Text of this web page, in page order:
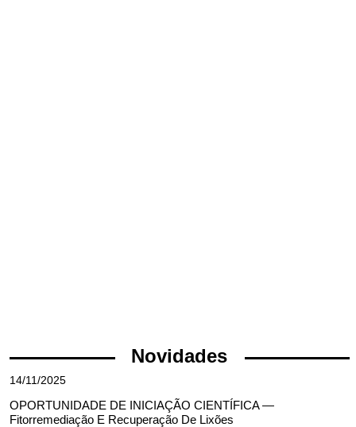
Novidades
OPORTUNIDADE DE INICIAÇÃO CIENTÍFICA —
Fitorremediação E Recuperação De Lixões
14/11/2025